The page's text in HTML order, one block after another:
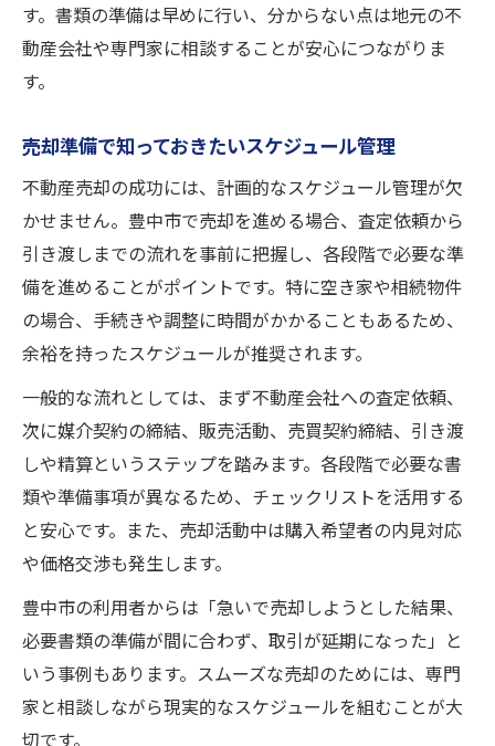
す。書類の準備は早めに行い、分からない点は地元の不
動産会社や専門家に相談することが安心につながりま
す。
売却準備で知っておきたいスケジュール管理
不動産売却の成功には、計画的なスケジュール管理が欠
かせません。豊中市で売却を進める場合、査定依頼から
引き渡しまでの流れを事前に把握し、各段階で必要な準
備を進めることがポイントです。特に空き家や相続物件
の場合、手続きや調整に時間がかかることもあるため、
余裕を持ったスケジュールが推奨されます。
一般的な流れとしては、まず不動産会社への査定依頼、
次に媒介契約の締結、販売活動、売買契約締結、引き渡
しや精算というステップを踏みます。各段階で必要な書
類や準備事項が異なるため、チェックリストを活用する
と安心です。また、売却活動中は購入希望者の内見対応
や価格交渉も発生します。
豊中市の利用者からは「急いで売却しようとした結果、
必要書類の準備が間に合わず、取引が延期になった」と
いう事例もあります。スムーズな売却のためには、専門
家と相談しながら現実的なスケジュールを組むことが大
切です。